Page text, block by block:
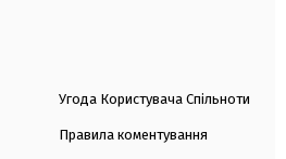
Угода Користувача Спільноти
Правила коментування